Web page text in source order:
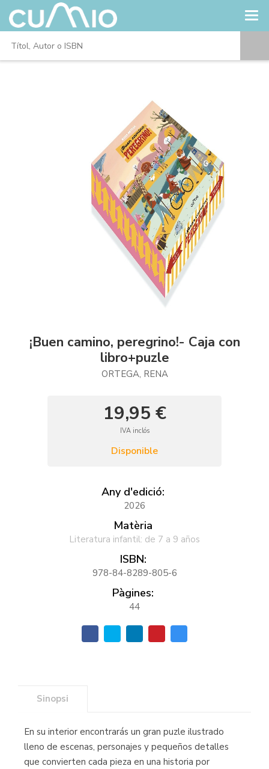
¡Buen camino, peregrino!- Caja con
libro+puzle
ORTEGA, RENA
19,95 €
IVA inclós
Disponible
Any d'edició:
2026
Matèria
Literatura infantil: de 7 a 9 años
ISBN:
978-84-8289-805-6
Pàgines:
44
Sinopsi
En su interior encontrarás un gran puzle ilustrado
lleno de escenas, personajes y pequeños detalles
que convierten cada pieza en una historia por